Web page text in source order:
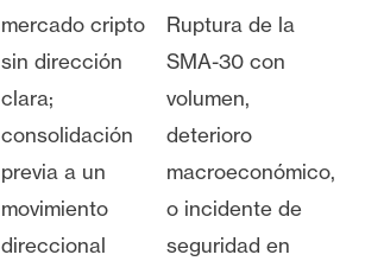
mercado cripto
sin dirección
clara;
consolidación
previa a un
movimiento
direccional
Ruptura de la
SMA-30 con
volumen,
deterioro
macroeconómico,
o incidente de
seguridad en